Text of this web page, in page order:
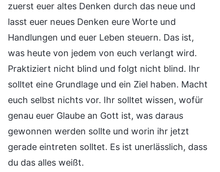
zuerst euer altes Denken durch das neue und
lasst euer neues Denken eure Worte und
Handlungen und euer Leben steuern. Das ist,
was heute von jedem von euch verlangt wird.
Praktiziert nicht blind und folgt nicht blind. Ihr
solltet eine Grundlage und ein Ziel haben. Macht
euch selbst nichts vor. Ihr solltet wissen, wofür
genau euer Glaube an Gott ist, was daraus
gewonnen werden sollte und worin ihr jetzt
gerade eintreten solltet. Es ist unerlässlich, dass
du das alles weißt.